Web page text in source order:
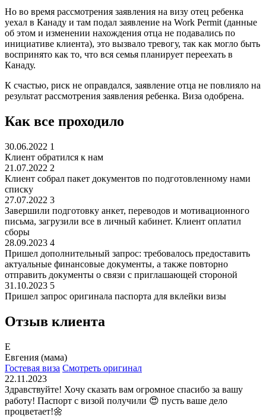
Но во время рассмотрения заявления на визу отец ребенка
уехал в Канаду и там подал заявление на Work Permit (данные
об этом и изменении нахождения отца не подавались по
инициативе клиента), это вызвало тревогу, так как могло быть
воспринято как то, что вся семья планирует переехать в
Канаду.
К счастью, риск не оправдался, заявление отца не повлияло на
результат рассмотрения заявления ребенка. Виза одобрена.
Как все проходило
30.06.2022 1
Клиент обратился к нам
21.07.2022 2
Клиент собрал пакет документов по подготовленному нами
списку
27.07.2022 3
Завершили подготовку анкет, переводов и мотивационного
письма, загрузили все в личный кабинет. Клиент оплатил
сборы
28.09.2023 4
Пришел дополнительный запрос: требовалось предоставить
актуальные финансовые документы, а также повторно
отправить документы о связи с приглашающей стороной
31.10.2023 5
Пришел запрос оригинала паспорта для вклейки визы
Отзыв клиента
Е
Евгения (мама)
Гостевая виза Смотреть оригинал
22.11.2023
Здравствуйте! Хочу сказать вам огромное спасибо за вашу
работу! Паспорт с визой получили 😍 пусть ваше дело
процветает!🌼